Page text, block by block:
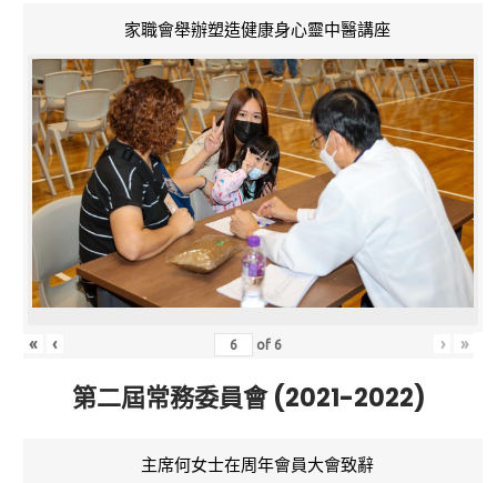
家職會舉辦塑造健康身心靈中醫講座
« ‹ of 6 › »
第二屆常務委員會 (2021-2022)
主席何女士在周年會員大會致辭